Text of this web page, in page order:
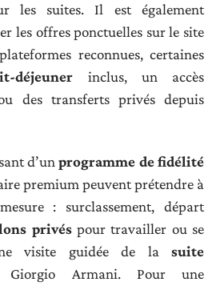
les suites. Il est également
les offres ponctuelles sur le site
reconnues, certaines
déjeuner inclus, un accès
des transferts privés depuis
d’unprogramme de fidélité
premium peuvent prétendre à
: surclassement, départ
privéspour travailler ou se
visite guidée de la suite
Giorgio Armani. Pour une